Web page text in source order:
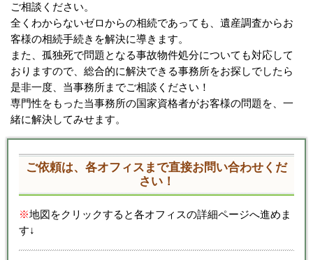
ご相談ください。
全くわからないゼロからの相続であっても、遺産調査からお
客様の相続手続きを解決に導きます。
また、孤独死で問題となる事故物件処分についても対応して
おりますので、総合的に解決できる事務所をお探しでしたら
是非一度、当事務所までご相談ください！
専門性をもった当事務所の国家資格者がお客様の問題を、一
緒に解決してみせます。
ご依頼は、各オフィスまで直接お問い合わせくだ
さい！
※地図をクリックすると各オフィスの詳細ページへ進めま
す↓